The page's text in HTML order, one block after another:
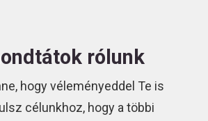
rólunk
hogy véleményeddel Te is
célunkhoz, hogy a többi